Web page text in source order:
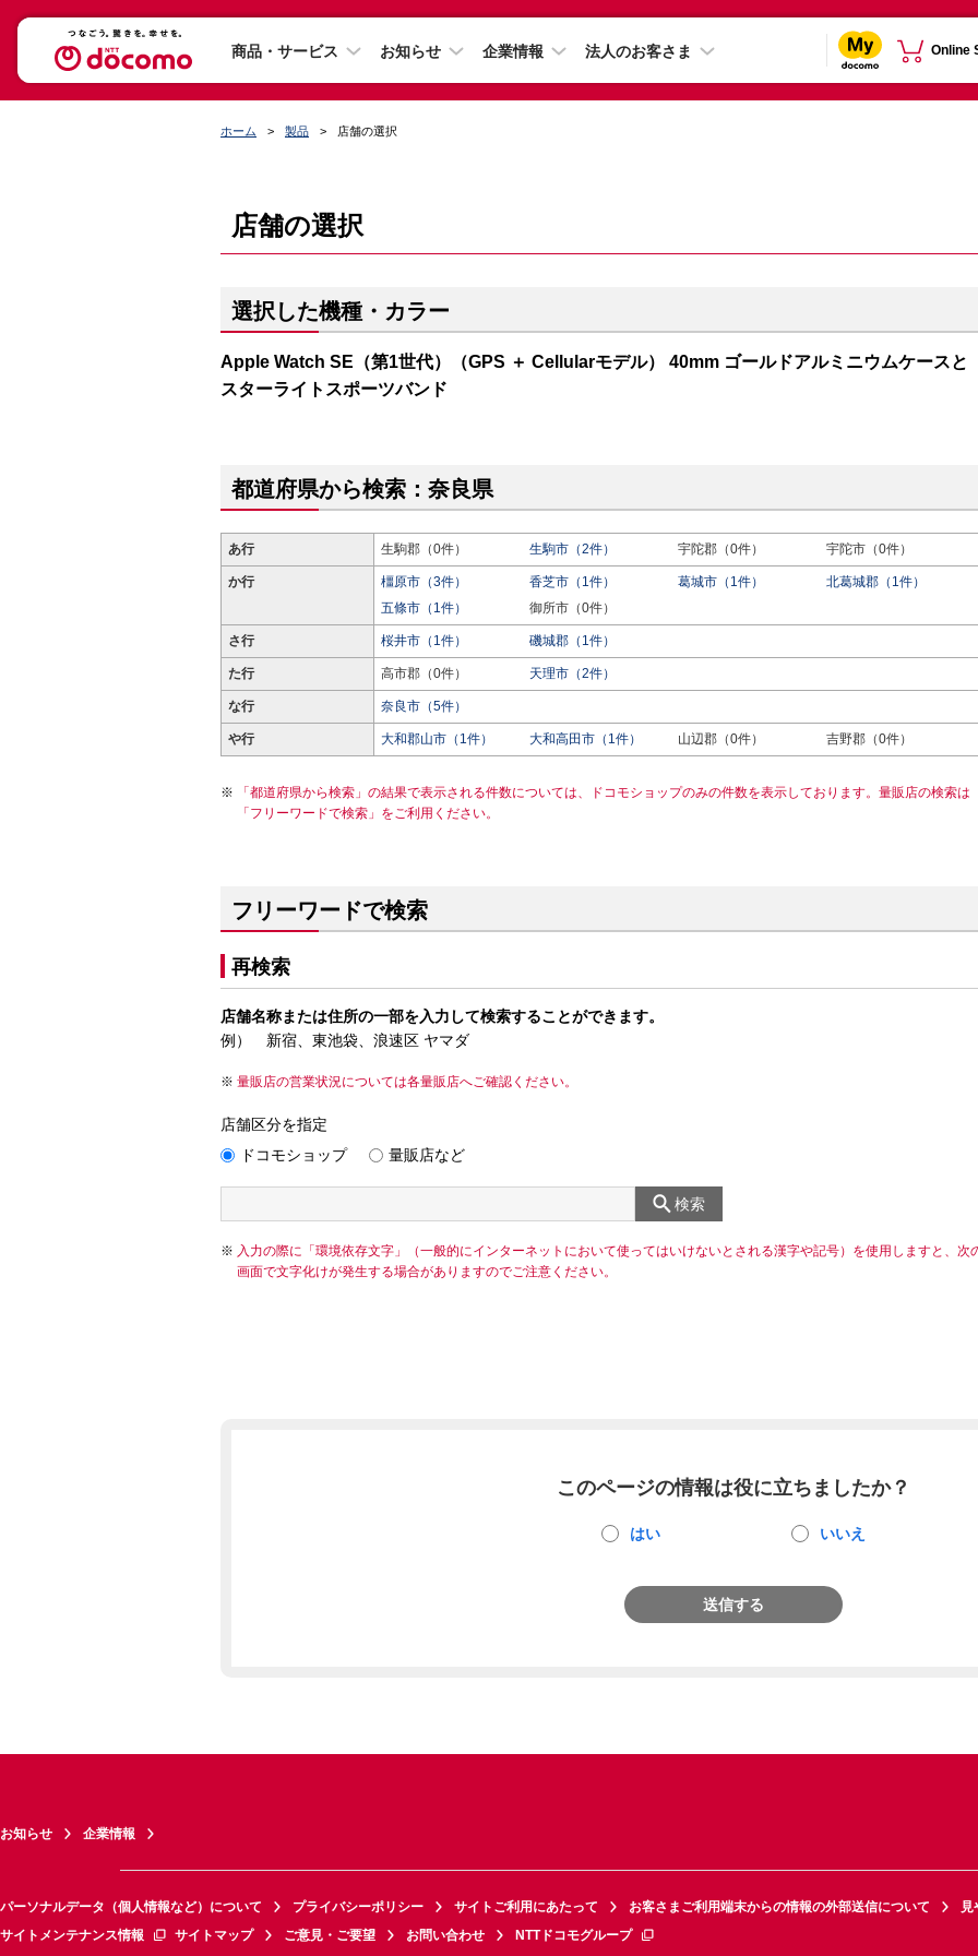
商品・サービス お知らせ 企業情報 法人のお客さま Online
ホーム 製品 店舗の選択
店舗の選択
選択した機種・カラー
Apple Watch SE（第1世代）（GPS ＋ Cellularモデル） 40mm ゴールドアルミニウムケースと
スターライトスポーツバンド
都道府県から検索：奈良県
あ行 生駒郡（0件） 生駒市（2件） 宇陀郡（0件） 宇陀市（0件）
か行 橿原市（3件） 香芝市（1件） 葛城市（1件）
北葛城郡（1件）
五條市（1件）
御所市（0件）
さ行 桜井市（1件） 磯城郡（1件）
た行 高市郡（0件） 天理市（2件）
な行 奈良市（5件）
や行 大和郡山市（1件） 大和高田市（1件） 山辺郡（0件） 吉野郡（0件）
「都道府県から検索」の結果で表示される件数については、ドコモショップのみの件数を表示しております。量販店の検索は
「フリーワードで検索」をご利用ください。
フリーワードで検索
再検索
店舗名称または住所の一部を入力して検索することができます。
例） 新宿、東池袋、浪速区 ヤマダ
量販店の営業状況については各量販店へご確認ください。
店舗区分を指定
ドコモショップ
量販店など
検索
入力の際に「環境依存文字」（一般的にインターネットにおいて使ってはいけないとされる漢字や記号）を使用しますと、次
画面で文字化けが発生する場合がありますのでご注意ください。
このページの情報は役に立ちましたか？
はい いいえ
送信する
お知らせ 企業情報
パーソナルデータ（個人情報など）について プライバシーポリシー サイトご利用にあたって お客さまご利用端末からの情報の外部送信について
見
サイトメンテナンス情報
サイトマップ ご意見・ご要望 お問い合わせ NTTドコモグループ